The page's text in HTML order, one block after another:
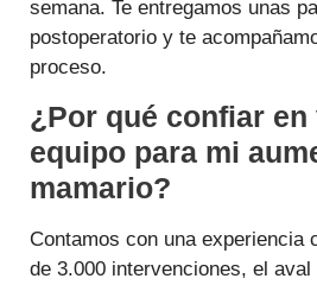
semana. Te entregamos unas
postoperatorio y te
proceso.
¿Por qué confiar
equipo para mi
mamario?
Contamos con una experiencia
de 3.000 intervenciones, el aval